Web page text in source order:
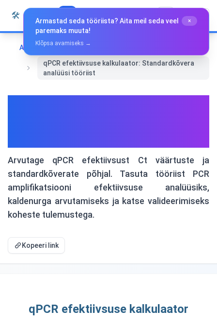
Liigu sisu juurde
🛠️ Eesti
Avaleht
Eri tööriistad
qPCR efektiivsuse kalkulaator: Standardkõvera
analüüsi tööriist
Arvutage qPCR efektiivsust Ct väärtuste ja
standardkõverate põhjal. Tasuta tööriist PCR
amplifikatsiooni efektiivsuse analüüsiks,
kaldenurga arvutamiseks ja katse valideerimiseks
koheste tulemustega.
Kopeeri link
qPCR efektiivsuse kalkulaator
Armastad seda tööriista? Aita meil seda veel
paremaks muuta!
×
Klõpsa avamiseks →